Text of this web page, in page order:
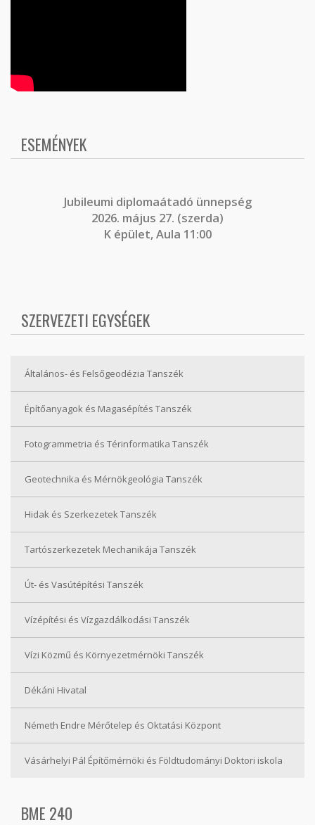
ESEMÉNYEK
Jubileumi diplomaátadó ünnepség
2026. május 27. (szerda)
K épület, Aula 11:00
SZERVEZETI EGYSÉGEK
Általános- és Felsőgeodézia Tanszék
Építőanyagok és Magasépítés Tanszék
Fotogrammetria és Térinformatika Tanszék
Geotechnika és Mérnökgeológia Tanszék
Hidak és Szerkezetek Tanszék
Tartószerkezetek Mechanikája Tanszék
Út- és Vasútépítési Tanszék
Vízépítési és Vízgazdálkodási Tanszék
Vízi Közmű és Környezetmérnöki Tanszék
Dékáni Hivatal
Németh Endre Mérőtelep és Oktatási Központ
Vásárhelyi Pál Építőmérnöki és Földtudományi Doktori iskola
BME 240